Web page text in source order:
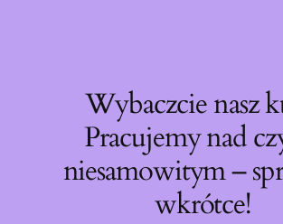
Wybaczcie nasz
Pracujemy nad
niesamowitym –
wkrótce!